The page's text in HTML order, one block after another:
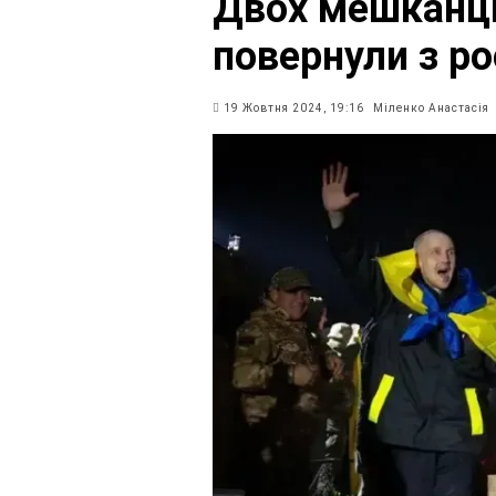
повернули з
19 Жовтня 2024, 19:16 Міленко Анастасія